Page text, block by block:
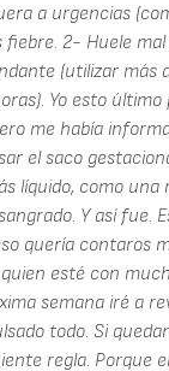
a urgencias
fiebre. 2- Huele
(utilizar más
Yo esto
me había
el saco
líquido, como una
Y así fue.
quería contaros
esté con
semana iré a
todo. Si
regla. Porque